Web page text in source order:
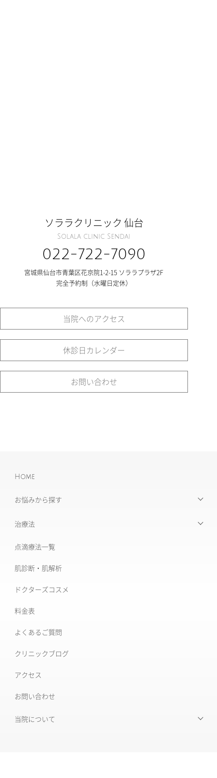
ソララクリニック 仙台
Solala clinic Sendai
022-722-7090
宮城県仙台市青葉区花京院1-2-15 ソララプラザ2F
完全予約制（水曜日定休）
当院へのアクセス
休診日カレンダー
お問い合わせ
Home
お悩みから探す
【お悩みから探す】INDEX
たるみ治療
美肌治療・肌育
シミ取り治療
ニキビ治療専門外来
治療法
治療機器・設備一覧
フォトナ6D/4D
ソフウェーブ
XERF (ザーフ)
ワンダーフェイスプロ
ルビーフラクショナル
肝斑改善集中プラン
HARG＋療法
点滴療法一覧
肌診断・肌解析
ドクターズコスメ
料金表
よくあるご質問
クリニックブログ
アクセス
お問い合わせ
当院について